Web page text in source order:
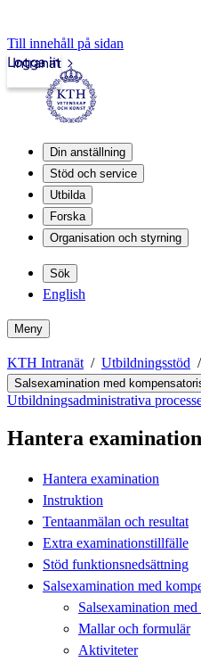
Till innehåll på sidan
Intranät
Logga in
Din anställning
Stöd och service
Utbilda
Forska
Organisation och styrning
Sök
English
Meny
KTH Intranät Utbildningsstöd
Salsexamination med
Utbildningsadministrativa
Hantera examination
Hantera examination
Instruktion
Tentaanmälan och resultat
Extra examinationstillfälle
Stöd funktionsnedsättning
Salsexamination med
Salsexamination
Mallar och formulär
Aktiviteter